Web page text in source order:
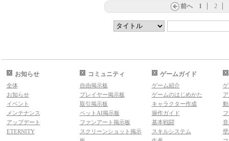
前へ 1 2
お知らせ
全体
お知らせ
イベント
メンテナンス
アップデート
ETERNITY
コミュニティ
自由掲示板
プレイヤー掲示板
取引掲示板
ペットAI掲示板
ファンアート掲示板
スクリーンショット掲示
ゲームガイド
ゲーム紹介
ゲームのはじめかた
キャラクター作成
操作ガイド
基本戦闘
スキルシステム